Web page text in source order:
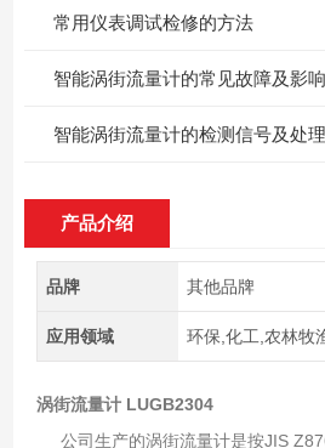
常用仪表调试检修的方法
智能涡街流量计的常见故障及影响
智能涡街流量计的检测信号及处
产品介绍
品牌 其他品牌
应用领域 环保,化工,农林牧
涡街流量计 LUGB2304
公司生产的涡街流量计是按JIS